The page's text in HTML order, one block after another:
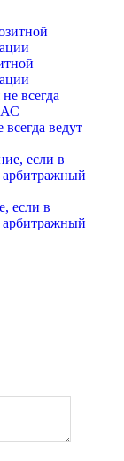
ведут
если в
арбитражный